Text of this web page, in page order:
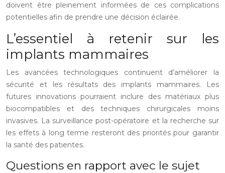
doivent être pleinement informées de ces complications
potentielles afin de prendre une décision éclairée.
L’essentiel à retenir sur les
implants mammaires
Les avancées technologiques continuent d’améliorer la
sécurité et les résultats des implants mammaires. Les
futures innovations pourraient inclure des matériaux plus
biocompatibles et des techniques chirurgicales moins
invasives. La surveillance post-opératoire et la recherche sur
les effets à long terme resteront des priorités pour garantir
la santé des patientes.
Questions en rapport avec le sujet